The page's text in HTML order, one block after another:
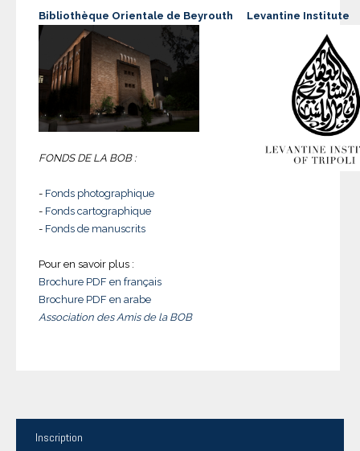
Bibliothèque Orientale de Beyrouth
FONDS DE LA BOB :
- Fonds photographique
- Fonds cartographique
- Fonds de manuscrits
Pour en savoir plus :
Brochure PDF en français
Brochure PDF en arabe
Association des Amis de la BOB
Levantine Institute
Inscription